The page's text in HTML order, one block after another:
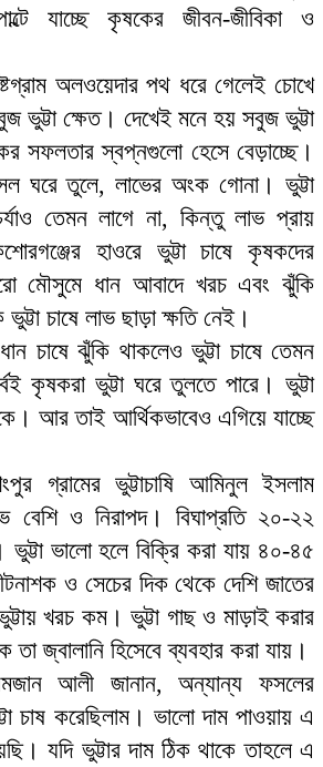
যাচ্ছে কৃষকের জীবন-জীবিকা ও
অলওয়েদার পথ ধরে গেলেই চোখে
ভুট্টা ক্ষেত। দেখেই মনে হয় সবুজ ভুট্টা
সফলতার স্বপ্নগুলো হেসে বেড়াচ্ছে।
ঘরে তুলে, লাভের অংক গোনা। ভুট্টা
তেমন লাগে না, কিন্তু লাভ প্রায়
হাওরে ভুট্টা চাষে কৃষকদের
মৌসুমে ধান আবাদে খরচ এবং ঝুঁকি
চাষে লাভ ছাড়া ক্ষতি নেই।
চাষে ঝুঁকি থাকলেও ভুট্টা চাষে তেমন
কৃষকরা ভুট্টা ঘরে তুলতে পারে। ভুট্টা
আর তাই আর্থিকভাবেও এগিয়ে যাচ্ছে
গ্রামের ভুট্টাচাষি আমিনুল ইসলাম
বেশি ও নিরাপদ। বিঘাপ্রতি ২০-২২
ভুট্টা ভালো হলে বিক্রি করা যায় ৪০-৪৫
ও সেচের দিক থেকে দেশি জাতের
খরচ কম। ভুট্টা গাছ ও মাড়াই করার
তা জ্বালানি হিসেবে ব্যবহার করা যায়।
আলী জানান, অন্যান্য ফসলের
চাষ করেছিলাম। ভালো দাম পাওয়ায় এ
যদি ভুট্টার দাম ঠিক থাকে তাহলে এ